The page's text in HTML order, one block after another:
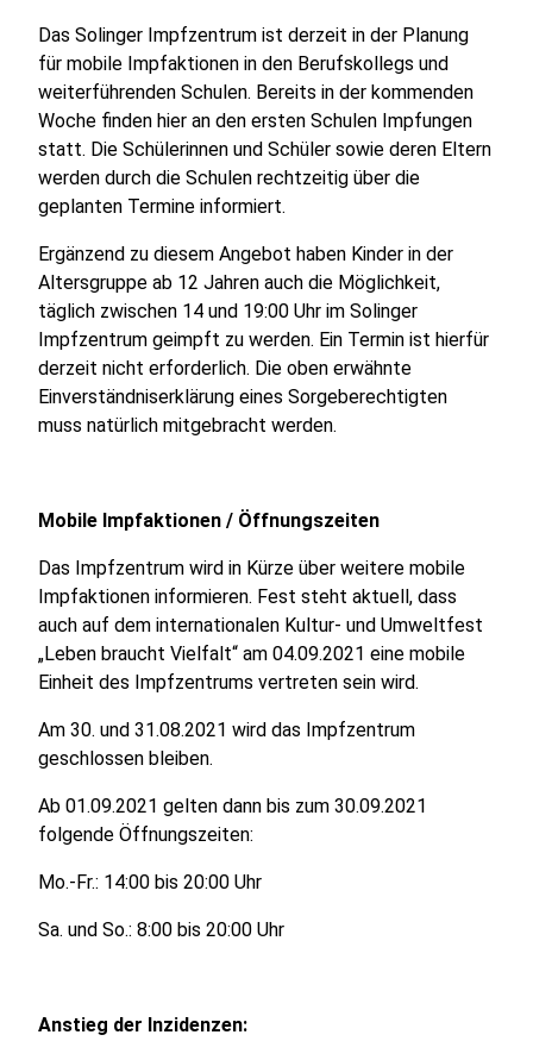
Das Solinger Impfzentrum ist derzeit in der Planung
für mobile Impfaktionen in den Berufskollegs und
weiterführenden Schulen. Bereits in der kommenden
Woche finden hier an den ersten Schulen Impfungen
statt. Die Schülerinnen und Schüler sowie deren Eltern
werden durch die Schulen rechtzeitig über die
geplanten Termine informiert.
Ergänzend zu diesem Angebot haben Kinder in der
Altersgruppe ab 12 Jahren auch die Möglichkeit,
täglich zwischen 14 und 19:00 Uhr im Solinger
Impfzentrum geimpft zu werden. Ein Termin ist hierfür
derzeit nicht erforderlich. Die oben erwähnte
Einverständniserklärung eines Sorgeberechtigten
muss natürlich mitgebracht werden.
Mobile Impfaktionen / Öffnungszeiten
Das Impfzentrum wird in Kürze über weitere mobile
Impfaktionen informieren. Fest steht aktuell, dass
auch auf dem internationalen Kultur- und Umweltfest
„Leben braucht Vielfalt“ am 04.09.2021 eine mobile
Einheit des Impfzentrums vertreten sein wird.
Am 30. und 31.08.2021 wird das Impfzentrum
geschlossen bleiben.
Ab 01.09.2021 gelten dann bis zum 30.09.2021
folgende Öffnungszeiten:
Mo.-Fr.: 14:00 bis 20:00 Uhr
Sa. und So.: 8:00 bis 20:00 Uhr
Anstieg der Inzidenzen: